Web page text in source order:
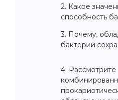
2. Какое
способность
3. Почему,
бактерии
4. Рассмотрите